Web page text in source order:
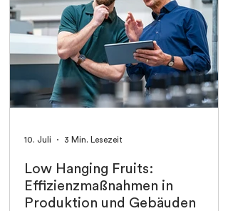
Low Hanging Fruits:
Effizienzmaßnahmen in
Produktion und Gebäuden
10. Juli 3 Min. Lesezeit